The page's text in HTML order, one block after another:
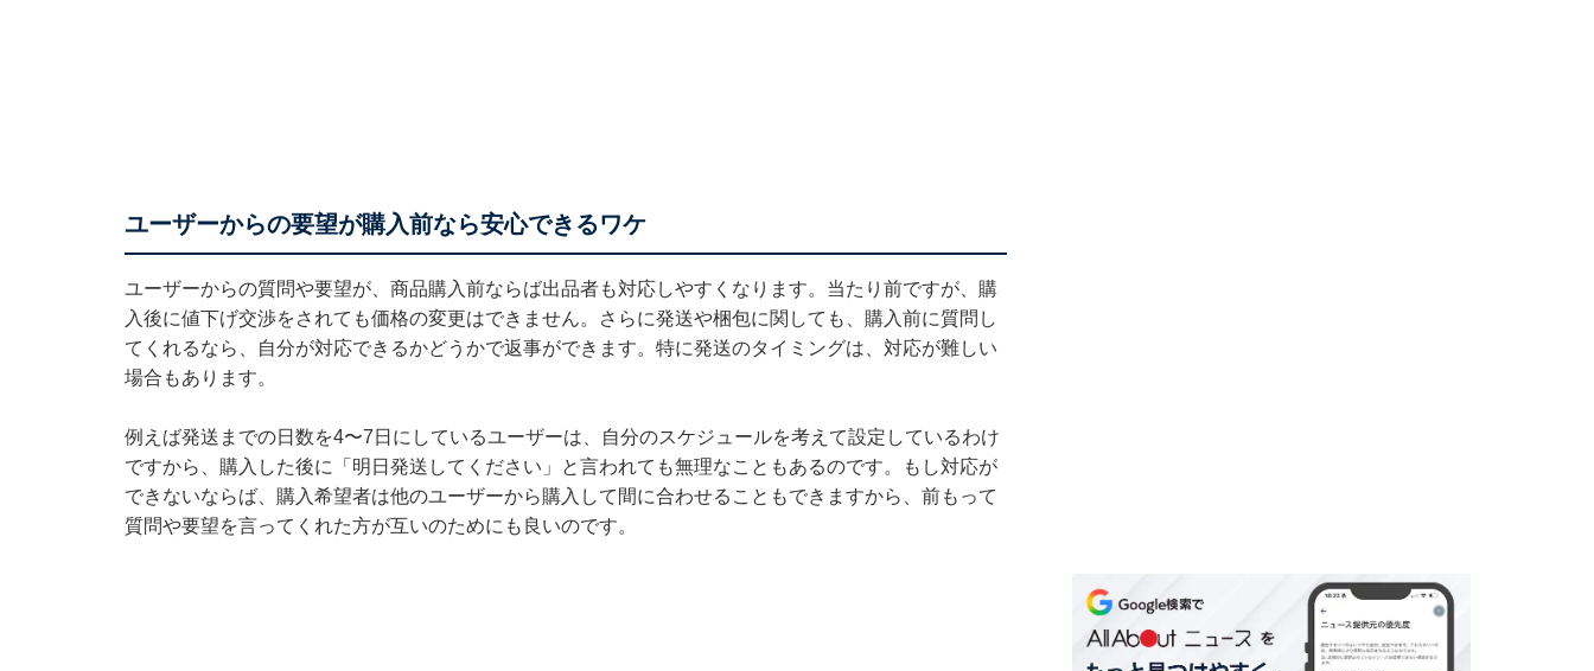
ユーザーからの要望が購入前なら安心できるワケ
ユーザーからの質問や要望が、商品購入前ならば出品者も対応しやすくなります。当たり前ですが、購
入後に値下げ交渉をされても価格の変更はできません。さらに発送や梱包に関しても、購入前に質問し
てくれるなら、自分が対応できるかどうかで返事ができます。特に発送のタイミングは、対応が難しい
場合もあります。
例えば発送までの日数を4〜7日にしているユーザーは、自分のスケジュールを考えて設定しているわけ
ですから、購入した後に「明日発送してください」と言われても無理なこともあるのです。もし対応が
できないならば、購入希望者は他のユーザーから購入して間に合わせることもできますから、前もって
質問や要望を言ってくれた方が互いのためにも良いのです。